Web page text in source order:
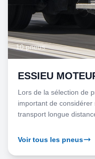
10 pneus
ESSIEU
Lors de la sélection de
important de
transport longue
Voir tous les pneus